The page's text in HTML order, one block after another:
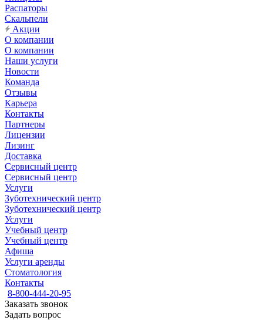
Распаторы
Скальпели
Акции
О компании
О компании
Наши услуги
Новости
Команда
Отзывы
Карьера
Контакты
Партнеры
Лицензии
Лизинг
Доставка
Сервисный центр
Сервисный центр
Услуги
Зуботехнический центр
Зуботехнический центр
Услуги
Учебный центр
Учебный центр
Афиша
Услуги аренды
Стоматология
Контакты
8-800-444-20-95
Заказать звонок
Задать вопрос